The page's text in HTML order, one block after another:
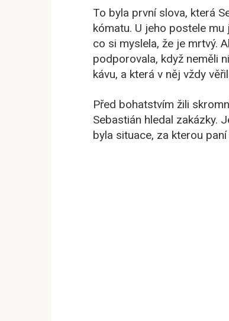
To byla první slova, která
kómatu. U jeho postele
co si myslela, že je mrtvý.
podporovala, když neměli
kávu, a která v něj vždy
Před bohatstvím žili
Sebastián hledal zakázky.
byla situace, za kterou